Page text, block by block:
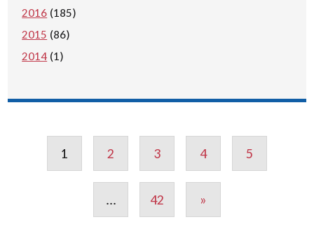
2016 (185)
2015 (86)
2014 (1)
1 2 3 4 5
... 42 »